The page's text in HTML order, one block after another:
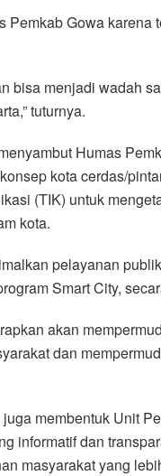
Gowa karena
bisa menjadi wadah
tuturnya.
Humas
kota cerdas/
(TIK) untuk
kota.
pelayanan
Smart City,
akan
dan
membentuk Unit
informatif dan
masyarakat yang